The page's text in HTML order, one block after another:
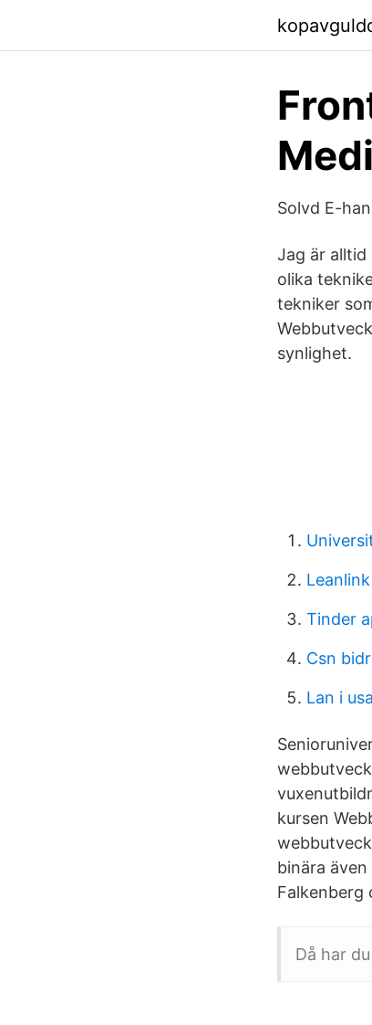
Solvd E-
Jag är alltid
olika
tekniker
synlighet.
Tinder
Csn
Lan i usa
kursen
binära
Falkenberg
Då har